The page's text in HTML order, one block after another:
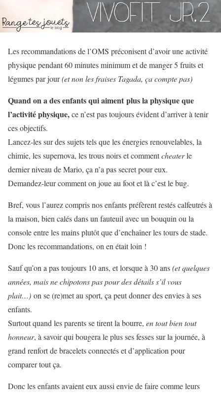
Les recommandations de l’OMS préconisent d’avoir une activité
physique pendant 60 minutes minimum et de manger 5 fruits et
légumes par jour(et non les fraises Tagada, ça compte pas)
Quand on a des enfants qui aiment plus la physique que
l’activité physique,ce n’est pas toujours évident d’arriver à tenir
ces objectifs.
Lancez-les sur des sujets tels que les énergies renouvelables, la
chimie, les supernova, les trous noirs et commentcheaterle
dernier niveau de Mario, ça n’a pas secret pour eux.
Demandez-leur comment on joue au foot et là c’est le bug.
Bref, vous l’aurez compris nos enfants préfèrent restés calfeutrés à
la maison, bien calés dans un fauteuil avec un bouquin ou la
console entre les mains plutôt que d’enchaîner les tours de stade.
Donc les recommandations, on en était loin !
Sauf qu’on a pas toujours 10 ans, et lorsque à 30 ans(et quelques
années, mais ne chipotons pas pour des détails s’il vous
plait…) on se (re)met au sport, ça peut donner des envies à ses
enfants.
Surtout quand les parents se tirent la bourre, en tout bien tout
honneur, à savoir qui bougera le plus ses fesses sur la journée, à
grand renfort de bracelets connectés et d’application pour
comparer tout ça.
Donc les enfants avaient eux aussi envie de faire comme leurs